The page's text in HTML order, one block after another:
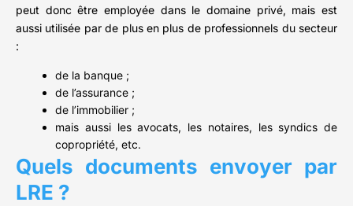
peut donc être employée dans le domaine privé, mais est
aussi utilisée par de plus en plus de professionnels du secteur
:
de la banque ;
de l’assurance ;
de l’immobilier ;
mais aussi les avocats, les notaires, les syndics de
copropriété, etc.
Quels documents envoyer par
LRE ?